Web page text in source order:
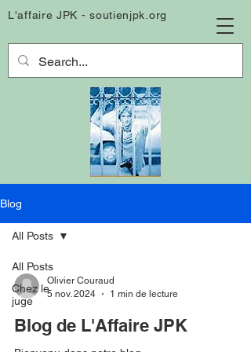
L'affaire JPK - soutienjpk.org
Blog
All Posts
Chez le
juge
All Posts
Olivier Couraud
5 nov. 2024
1 min de lecture
Blog de L'Affaire JPK